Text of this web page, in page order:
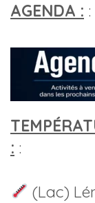
AGENDA : :
: :
(Lac)